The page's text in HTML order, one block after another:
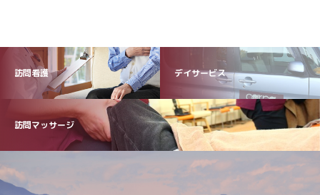
訪問看護 デイサービス
訪問マッサージ